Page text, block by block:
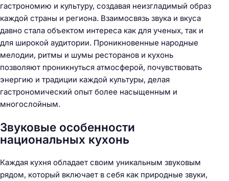
гастрономию и культуру, создавая неизгладимый образ
каждой страны и региона. Взаимосвязь звука и вкуса
давно стала объектом интереса как для ученых, так и
для широкой аудитории. Проникновенные народные
мелодии, ритмы и шумы ресторанов и кухонь
позволяют проникнуться атмосферой, почувствовать
энергию и традиции каждой культуры, делая
гастрономический опыт более насыщенным и
многослойным.
Звуковые особенности
национальных кухонь
Каждая кухня обладает своим уникальным звуковым
рядом, который включает в себя как природные звуки,